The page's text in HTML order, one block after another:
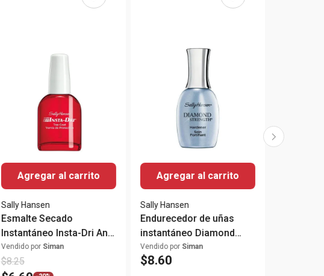
Agregar al carrito
Sally Hansen
Esmalte Secado
Instantáneo Insta-Dri Anti
Chip Top Coat
Vendido por Siman
$8.25
Agregar al carrito
Sally Hansen
Endurecedor de uñas
instantáneo Diamond
Strength Nail Hardender
Vendido por Siman
$8.60